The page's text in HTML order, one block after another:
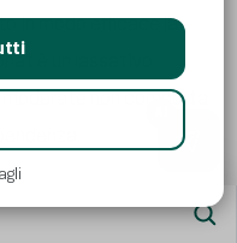
in modo efficace la
è un lassativo
non comporta